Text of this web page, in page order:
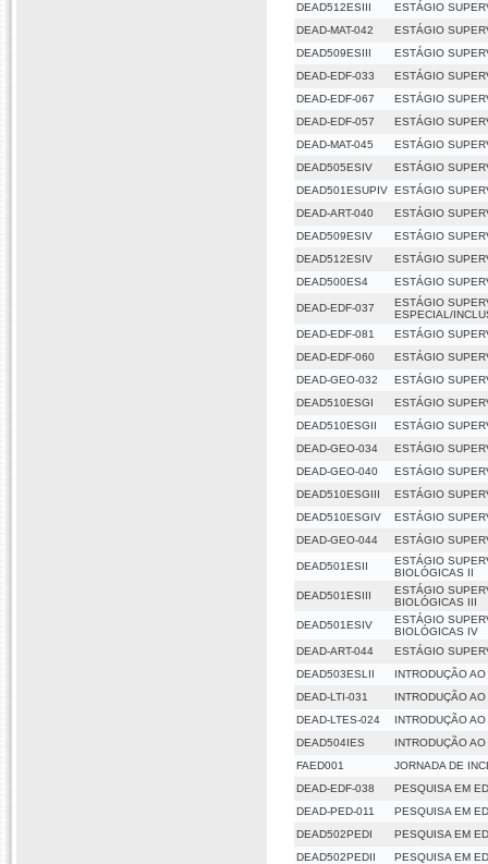
DEAD512ESIII
ESTÁGIO
DEAD-MAT-042
ESTÁGIO
DEAD509ESIII
ESTÁGIO
DEAD-EDF-033
ESTÁGIO
DEAD-EDF-067
ESTÁGIO
DEAD-EDF-057
ESTÁGIO
DEAD-MAT-045
ESTÁGIO
DEAD505ESIV
ESTÁGIO
DEAD501ESUPIV ESTÁGIO
DEAD-ART-040
ESTÁGIO
DEAD509ESIV
ESTÁGIO
DEAD512ESIV
ESTÁGIO
DEAD500ES4
ESTÁGIO
DEAD-EDF-037
ESTÁGIO
ESPECIAL/
DEAD-EDF-081
ESTÁGIO
DEAD-EDF-060
ESTÁGIO
DEAD-GEO-032
ESTÁGIO
DEAD510ESGI
ESTÁGIO
DEAD510ESGII
ESTÁGIO
DEAD-GEO-034
ESTÁGIO
DEAD-GEO-040
ESTÁGIO
DEAD510ESGIII
ESTÁGIO
DEAD510ESGIV
ESTÁGIO
DEAD-GEO-044
ESTÁGIO
DEAD501ESII
ESTÁGIO
BIOLÓGICAS II
DEAD501ESIII
ESTÁGIO
BIOLÓGICAS III
DEAD501ESIV
ESTÁGIO
BIOLÓGICAS IV
DEAD-ART-044
ESTÁGIO
DEAD503ESLII
INTRODUÇÃO
DEAD-LTI-031
INTRODUÇÃO
DEAD-LTES-024
INTRODUÇÃO
DEAD504IES
INTRODUÇÃO
FAED001
JORNADA DE
DEAD-EDF-038
PESQUISA EM
DEAD-PED-011
PESQUISA EM
DEAD502PEDI
PESQUISA EM
DEAD502PEDII
PESQUISA EM